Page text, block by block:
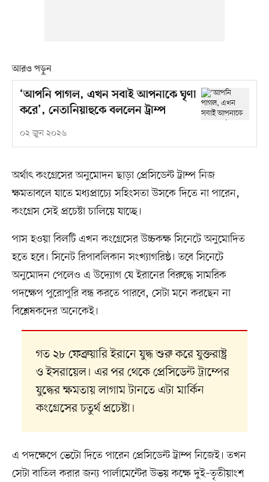
আরও পড়ুন
‘আপনি পাগল, এখন সবাই আপনাকে ঘৃণা
করে’, নেতানিয়াহুকে বললেন ট্রাম্প
০২ জুন ২০২৬
অর্থাৎ কংগ্রেসের অনুমোদন ছাড়া প্রেসিডেন্ট ট্রাম্প নিজ
ক্ষমতাবলে যাতে মধ্যপ্রাচ্যে সহিংসতা উসকে দিতে না পারেন,
কংগ্রেস সেই প্রচেষ্টা চালিয়ে যাচ্ছে।
পাস হওয়া বিলটি এখন কংগ্রেসের উচ্চকক্ষ সিনেটে অনুমোদিত
হতে হবে। সিনেট রিপাবলিকান সংখ্যাগরিষ্ঠ। তবে সিনেটে
অনুমোদন পেলেও এ উদ্যোগ যে ইরানের বিরুদ্ধে সামরিক
পদক্ষেপ পুরোপুরি বন্ধ করতে পারবে, সেটা মনে করছেন না
বিশ্লেষকদের অনেকেই।
গত ২৮ ফেব্রুয়ারি ইরানে যুদ্ধ শুরু করে যুক্তরাষ্ট্র
ও ইসরায়েল। এর পর থেকে প্রেসিডেন্ট ট্রাম্পের
যুদ্ধের ক্ষমতায় লাগাম টানতে এটা মার্কিন
কংগ্রেসের চতুর্থ প্রচেষ্টা।
এ পদক্ষেপে ভেটো দিতে পারেন প্রেসিডেন্ট ট্রাম্প নিজেই। তখন
সেটা বাতিল করার জন্য পার্লামেন্টের উভয় কক্ষে দুই–তৃতীয়াংশ